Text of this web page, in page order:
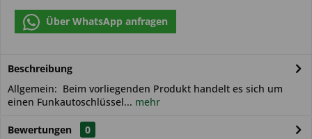
Über WhatsApp anfragen
Beschreibung
Allgemein: Beim vorliegenden Produkt handelt es sich um
einen Funkautoschlüssel... mehr
Bewertungen
0